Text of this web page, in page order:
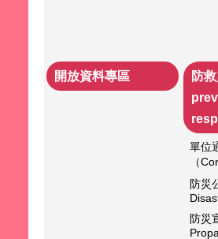
開放資料專區
防
單位
（
防災
防災